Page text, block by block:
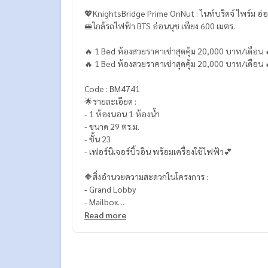
💖KnightsBridge Prime OnNut : ไนท์บริดจ์ ไพร์ม อ่
🚝ใกล้รถไฟฟ้า BTS อ่อนนุช เพียง 600 เมตร.
🔥 1 Bed ห้องสวยราคาเช่าสุดคุ้ม 20,000 บาท/เดือน
🔥 1 Bed ห้องสวยราคาเช่าสุดคุ้ม 20,000 บาท/เดือน
Code : BM4741
🌟รายละเอียด :
- 1 ห้องนอน 1 ห้องน้ำ
- ขนาด 29 ตร.ม.
- ชั้น 23
- เฟอร์นิเจอร์บิ้วอิน พร้อมเครื่องใช้ไฟฟ้า💕
🔶สิ่งอำนวยความสะดวกในโครงการ :
- Grand Lobby
- Mailbox
- Horizon Edge Pool
Read more